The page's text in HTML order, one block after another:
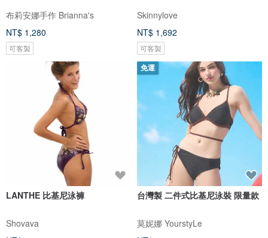
布莉安娜手作 Brianna's
NT$ 1,280
可客製
Skinnylove
NT$ 1,692
可客製
LANTHE 比基尼泳褲
Shovava
免運
台灣製 二件式比基尼泳裝 限量款
莫妮娜 YourstyLe